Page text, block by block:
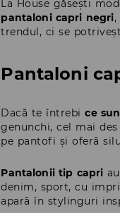
La House găsești
pantaloni capri negri
trendul, ci se
Pantaloni
Dacă te întrebice
genunchi, cel mai
pe pantofi și oferă
Pantalonii tip capri
denim, sport, cu
apară în stylinguri